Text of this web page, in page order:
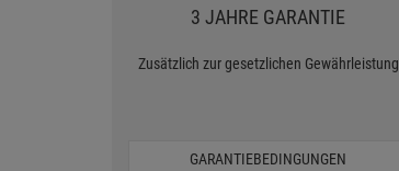
3 JAHRE GARANTIE
Zusätzlich zur gesetzlichen Gewährleistung
GARANTIEBEDINGUNGEN